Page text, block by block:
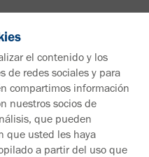
el contenido y los
de redes sociales y para
compartimos información
nuestros socios de
que pueden
que usted les haya
a partir del uso que